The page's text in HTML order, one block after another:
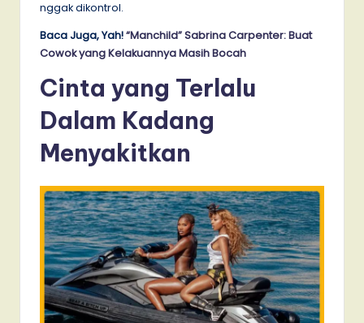
nggak dikontrol.
Baca Juga, Yah!“Manchild” Sabrina Carpenter: Buat
Cowok yang Kelakuannya Masih Bocah
Cinta yang Terlalu
Dalam Kadang
Menyakitkan